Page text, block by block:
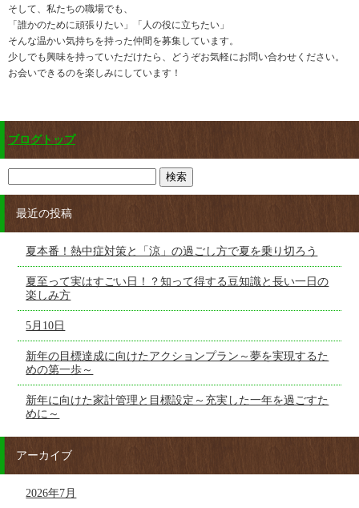
そして、私たちの職場でも、
「誰かのために頑張りたい」「人の役に立ちたい」
そんな温かい気持ちを持った仲間を募集しています。
少しでも興味を持っていただけたら、どうぞお気軽にお問い合わせください。
お会いできるのを楽しみにしています！
ブログトップ
最近の投稿
夏本番！熱中症対策と「涼」の過ごし方で夏を乗り切ろう
夏至って実はすごい日！？知って得する豆知識と長い一日の
楽しみ方
5月10日
新年の目標達成に向けたアクションプラン～夢を実現するた
めの第一歩～
新年に向けた家計管理と目標設定～充実した一年を過ごすた
めに～
アーカイブ
2026年7月